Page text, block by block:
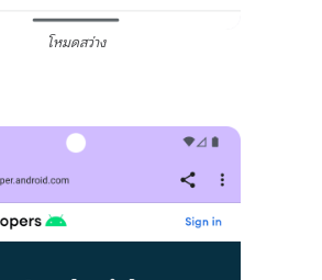
โหมดสว่าง